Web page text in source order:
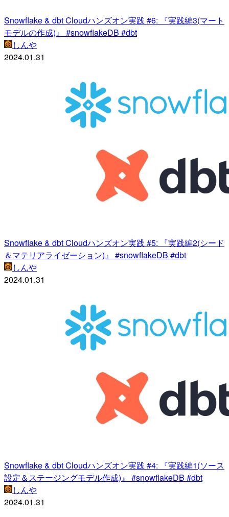
Snowflake & dbt Cloudハンズオン実践 #6: 『実践編3(マート
モデルの作成)』 #snowflakeDB #dbt
しんや
2024.01.31
Snowflake & dbt Cloudハンズオン実践 #5: 『実践編2(シード
＆マテリアライゼーション)』 #snowflakeDB #dbt
しんや
2024.01.31
Snowflake & dbt Cloudハンズオン実践 #4: 『実践編1(ソース
設定＆ステージングモデル作成)』 #snowflakeDB #dbt
しんや
2024.01.31